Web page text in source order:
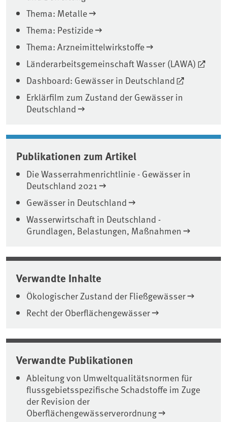
Thema: Metalle
Thema: Pestizide
Thema: Arzneimittelwirkstoffe
Länderarbeitsgemeinschaft Wasser (LAWA)
Dashboard: Gewässer in Deutschland
Erklärfilm zum Zustand der Gewässer in
Deutschland
Publikationen zum Artikel
Die Wasserrahmenrichtlinie - Gewässer in
Deutschland 2021
Gewässer in Deutschland
Wasserwirtschaft in Deutschland -
Grundlagen, Belastungen, Maßnahmen
Verwandte Inhalte
Ökologischer Zustand der Fließgewässer
Recht der Oberflächengewässer
Verwandte Publikationen
Ableitung von Umweltqualitätsnormen für
flussgebietsspezifische Schadstoffe im Zuge
der Revision der
Oberflächengewässerverordnung